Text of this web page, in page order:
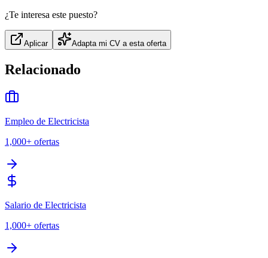
¿Te interesa este puesto?
Aplicar Adapta mi CV a esta oferta
Relacionado
Empleo de Electricista
1,000+ ofertas
Salario de Electricista
1,000+ ofertas